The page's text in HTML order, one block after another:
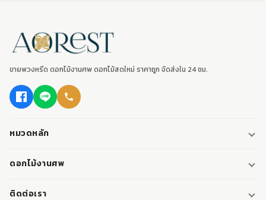
ขายพวงหรีด ดอกไม้งานศพ ดอกไม้สดใหม่ ราคาถูก จัดส่งใน 24 ชม.
หมวดหลัก
พวงหรีดมาลา
ดอกไม้งานศพ
ติดต่อเรา